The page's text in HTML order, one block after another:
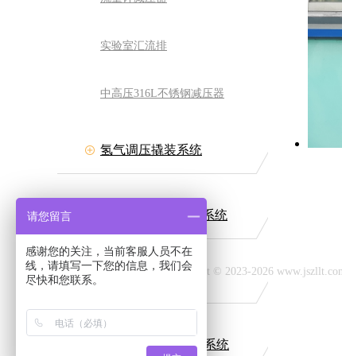
实验室汇流排
中高压316L不锈钢减压器
氢气调压撬装系统
普通燃气调压撬装系统
LNG气化调压撬装系统
体装备有限公司
Copyright © 2023-2026
请您留言
感谢您的关注，当前客服人员不在
线，请填写一下您的信息，我们会
尽快和您联系。